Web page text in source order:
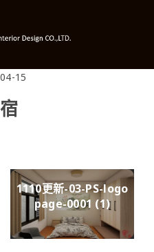
15
1110更新-03-PS-logo
page-0001 (1)